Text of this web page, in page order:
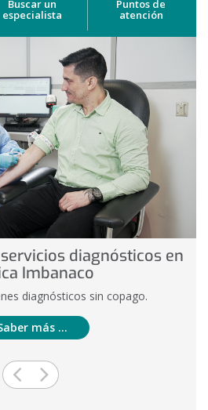
Buscar un
especialista
Puntos de
atención
diagnósticos en
Imbanaco
diagnósticos sin copago.
más
Diapositiva
Diapositiva